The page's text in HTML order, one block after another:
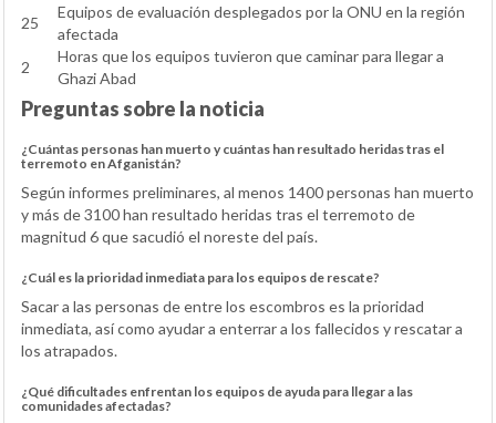
25
Equipos de evaluación desplegados por la ONU en la región
afectada
2
Horas que los equipos tuvieron que caminar para llegar a
Ghazi Abad
Preguntas sobre la noticia
¿Cuántas personas han muerto y cuántas han resultado heridas tras el
terremoto en Afganistán?
Según informes preliminares, al menos 1400 personas han muerto
y más de 3100 han resultado heridas tras el terremoto de
magnitud 6 que sacudió el noreste del país.
¿Cuál es la prioridad inmediata para los equipos de rescate?
Sacar a las personas de entre los escombros es la prioridad
inmediata, así como ayudar a enterrar a los fallecidos y rescatar a
los atrapados.
¿Qué dificultades enfrentan los equipos de ayuda para llegar a las
comunidades afectadas?